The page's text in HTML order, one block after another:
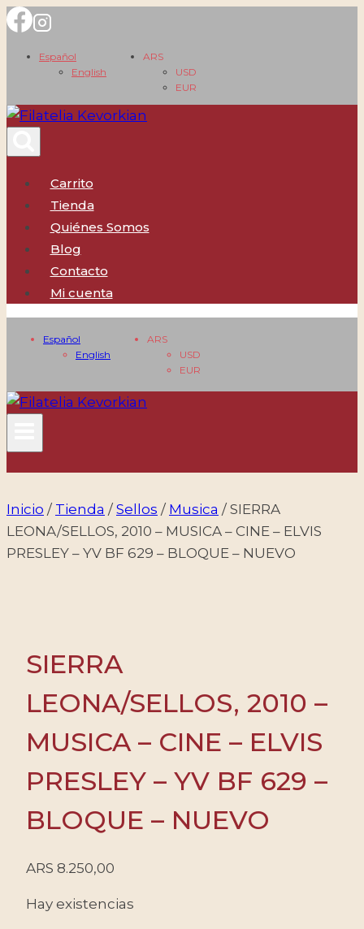
Saltar
contenido
Español
English
ARS
USD
EUR
Carrito
Tienda
Quiénes Somos
Blog
Contacto
Mi cuenta
Español
English
ARS
USD
EUR
Inicio / Tienda / Sellos / Musica / SIERRA
LEONA/SELLOS, 2010 – MUSICA – CINE – ELVIS
PRESLEY – YV BF 629 – BLOQUE – NUEVO
SIERRA
LEONA/SELLOS, 2010 –
MUSICA – CINE – ELVIS
PRESLEY – YV BF 629 –
BLOQUE – NUEVO
ARS 8.250,00
Hay existencias